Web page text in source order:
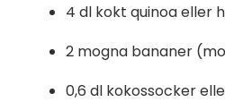
4 dl kokt quinoa eller
2 mogna bananer
0,6 dl kokossocker